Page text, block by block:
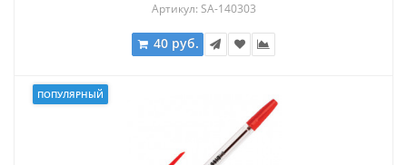
Артикул: SA-140303
40 руб.
ПОПУЛЯРНЫЙ